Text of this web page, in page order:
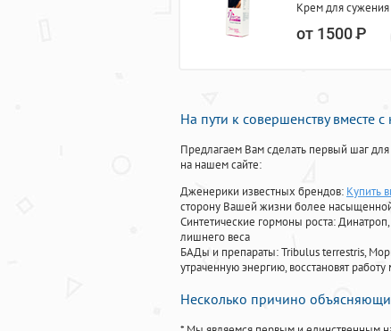
Крем для
от 1500Р
На пути к совершенству вместе с
Предлагаем Вам сделать первый шаг
на нашем сайте:
Дженерики известных брендов: Купить
сторону Вашей жизни более
Синтетические гормоны роста:
лишнего веса
БАДы и препараты:Tribulus terrestris,
утраченную энергию, восстановят
Несколько причино